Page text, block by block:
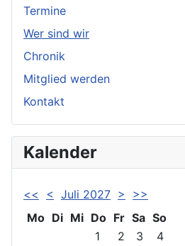
Termine
Wer sind wir
Chronik
Mitglied werden
Kontakt
Kalender
<< < Juli 2027 >
>>
Mo Di Mi Do Fr Sa So
1
2 3 4